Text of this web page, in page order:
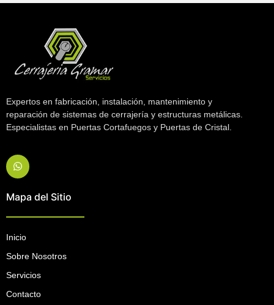
Expertos en fabricación, instalación, mantenimiento y
reparación de sistemas de cerrajería y estructuras metálicas.
Especialistas en Puertas Cortafuegos y Puertas de Cristal.
Mapa del Sitio
Inicio
Sobre Nosotros
Servicios
Contacto